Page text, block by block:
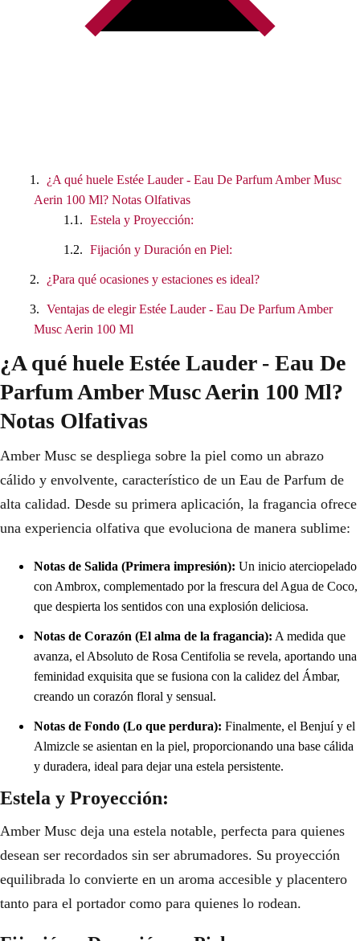
¿A qué huele Estée Lauder - Eau De Parfum Amber Musc
Aerin 100 Ml? Notas Olfativas
Estela y Proyección:
Fijación y Duración en Piel:
¿Para qué ocasiones y estaciones es ideal?
Ventajas de elegir Estée Lauder - Eau De Parfum Amber
Musc Aerin 100 Ml
¿A qué huele Estée Lauder - Eau De
Parfum Amber Musc Aerin 100 Ml?
Notas Olfativas
Amber Musc se despliega sobre la piel como un abrazo
cálido y envolvente, característico de un Eau de Parfum de
alta calidad. Desde su primera aplicación, la fragancia ofrece
una experiencia olfativa que evoluciona de manera sublime:
Notas de Salida (Primera impresión): Un inicio aterciopelado
con Ambrox, complementado por la frescura del Agua de Coco,
que despierta los sentidos con una explosión deliciosa.
Notas de Corazón (El alma de la fragancia): A medida que
avanza, el Absoluto de Rosa Centifolia se revela, aportando una
feminidad exquisita que se fusiona con la calidez del Ámbar,
creando un corazón floral y sensual.
Notas de Fondo (Lo que perdura): Finalmente, el Benjuí y el
Almizcle se asientan en la piel, proporcionando una base cálida
y duradera, ideal para dejar una estela persistente.
Estela y Proyección:
Amber Musc deja una estela notable, perfecta para quienes
desean ser recordados sin ser abrumadores. Su proyección
equilibrada lo convierte en un aroma accesible y placentero
tanto para el portador como para quienes lo rodean.